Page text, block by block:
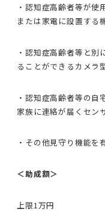
・認知症高齢者等が
または家電に設置する
・認知症高齢者等と
ることができるカメラ
・認知症高齢者等の自
家族に連絡が届くセン
・その他見守り機能を
＜助成額＞
上限1万円